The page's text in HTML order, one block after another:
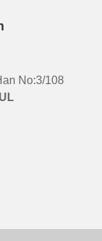
No:3/108